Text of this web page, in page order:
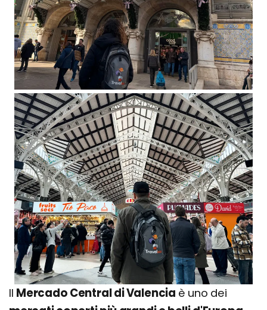
Il Mercado Central di Valencia è uno dei